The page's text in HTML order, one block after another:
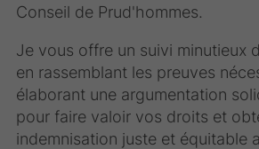
Conseil de Prud'hommes.
Je vous offre un suivi minutieux
en rassemblant les preuves
élaborant une argumentation
pour faire valoir vos droits et
indemnisation juste et équitable